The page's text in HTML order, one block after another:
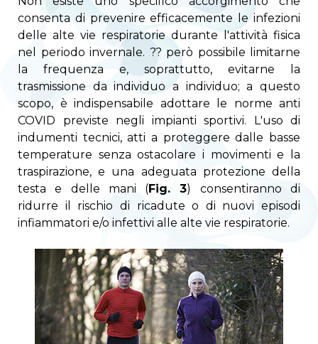
consenta di prevenire efficacemente le infezioni
delle alte vie respiratorie durante l'attività fisica
nel periodo invernale. ?? però possibile limitarne
la frequenza e, soprattutto, evitarne la
trasmissione da individuo a individuo; a questo
scopo, è indispensabile adottare le norme anti
COVID previste negli impianti sportivi. L'uso di
indumenti tecnici, atti a proteggere dalle basse
temperature senza ostacolare i movimenti e la
traspirazione, e una adeguata protezione della
testa e delle mani (Fig. 3) consentiranno di
ridurre il rischio di ricadute o di nuovi episodi
infiammatori e/o infettivi alle alte vie respiratorie.